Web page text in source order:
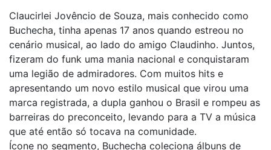
Claucirlei Jovêncio de Souza, mais conhecido como
Buchecha, tinha apenas 17 anos quando estreou no
cenário musical, ao lado do amigo Claudinho. Juntos,
fizeram do funk uma mania nacional e conquistaram
uma legião de admiradores. Com muitos hits e
apresentando um novo estilo musical que virou uma
marca registrada, a dupla ganhou o Brasil e rompeu as
barreiras do preconceito, levando para a TV a música
que até então só tocava na comunidade.
Ícone no segmento, Buchecha coleciona álbuns de